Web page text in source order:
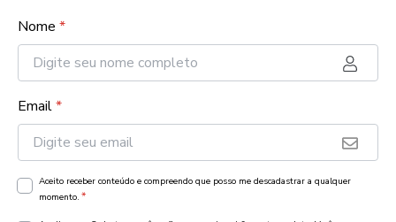
Nome *
Email*
Aceito receber conteúdo e compreendo que posso me descadastrar a qualquer
momento. *